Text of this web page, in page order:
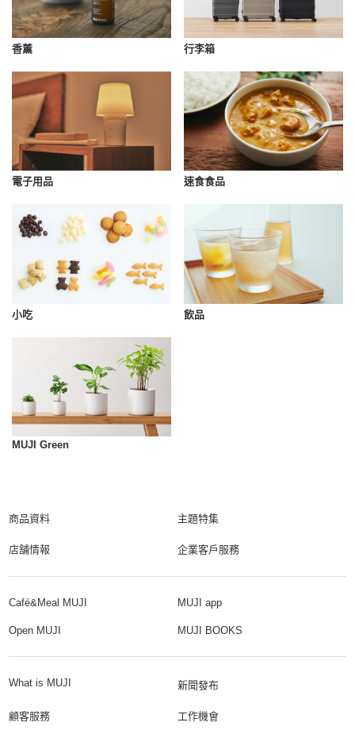
香薰 行李箱
電子用品 速食食品
小吃 飲品
MUJI Green
商品資料 主題特集
店舗情報 企業客戶服務
Café&Meal MUJI MUJI app
Open MUJI MUJI BOOKS
What is MUJI 新聞發布
顧客服務 工作機會